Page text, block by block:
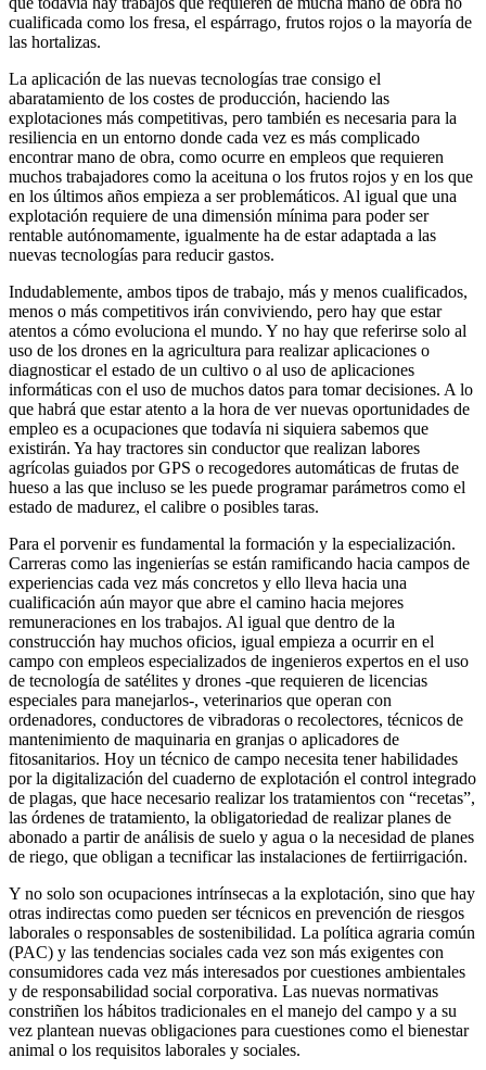
cualificada como los fresa, el espárrago, frutos rojos o la mayoría de
las hortalizas.
La aplicación de las nuevas tecnologías trae consigo el
abaratamiento de los costes de producción, haciendo las
explotaciones más competitivas, pero también es necesaria para la
resiliencia en un entorno donde cada vez es más complicado
encontrar mano de obra, como ocurre en empleos que requieren
muchos trabajadores como la aceituna o los frutos rojos y en los que
en los últimos años empieza a ser problemáticos. Al igual que una
explotación requiere de una dimensión mínima para poder ser
rentable autónomamente, igualmente ha de estar adaptada a las
nuevas tecnologías para reducir gastos.
Indudablemente, ambos tipos de trabajo, más y menos cualificados,
menos o más competitivos irán conviviendo, pero hay que estar
atentos a cómo evoluciona el mundo. Y no hay que referirse solo al
uso de los drones en la agricultura para realizar aplicaciones o
diagnosticar el estado de un cultivo o al uso de aplicaciones
informáticas con el uso de muchos datos para tomar decisiones. A lo
que habrá que estar atento a la hora de ver nuevas oportunidades de
empleo es a ocupaciones que todavía ni siquiera sabemos que
existirán. Ya hay tractores sin conductor que realizan labores
agrícolas guiados por GPS o recogedores automáticas de frutas de
hueso a las que incluso se les puede programar parámetros como el
estado de madurez, el calibre o posibles taras.
Para el porvenir es fundamental la formación y la especialización.
Carreras como las ingenierías se están ramificando hacia campos de
experiencias cada vez más concretos y ello lleva hacia una
cualificación aún mayor que abre el camino hacia mejores
remuneraciones en los trabajos. Al igual que dentro de la
construcción hay muchos oficios, igual empieza a ocurrir en el
campo con empleos especializados de ingenieros expertos en el uso
de tecnología de satélites y drones -que requieren de licencias
especiales para manejarlos-, veterinarios que operan con
ordenadores, conductores de vibradoras o recolectores, técnicos de
mantenimiento de maquinaria en granjas o aplicadores de
fitosanitarios. Hoy un técnico de campo necesita tener habilidades
por la digitalización del cuaderno de explotación el control integrado
de plagas, que hace necesario realizar los tratamientos con “recetas”,
las órdenes de tratamiento, la obligatoriedad de realizar planes de
abonado a partir de análisis de suelo y agua o la necesidad de planes
de riego, que obligan a tecnificar las instalaciones de fertiirrigación.
Y no solo son ocupaciones intrínsecas a la explotación, sino que hay
otras indirectas como pueden ser técnicos en prevención de riesgos
laborales o responsables de sostenibilidad. La política agraria común
(PAC) y las tendencias sociales cada vez son más exigentes con
consumidores cada vez más interesados por cuestiones ambientales
y de responsabilidad social corporativa. Las nuevas normativas
constriñen los hábitos tradicionales en el manejo del campo y a su
vez plantean nuevas obligaciones para cuestiones como el bienestar
animal o los requisitos laborales y sociales.